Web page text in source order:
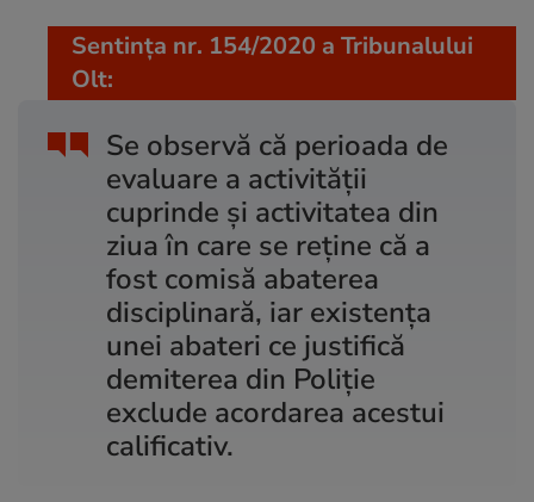
Se observă că perioada de
evaluare a activității
cuprinde și activitatea din
ziua în care se reține că a
fost comisă abaterea
disciplinară, iar existența
unei abateri ce justifică
demiterea din Poliție
exclude acordarea acestui
calificativ.
Sentința nr. 154/2020 a Tribunalului
Olt: